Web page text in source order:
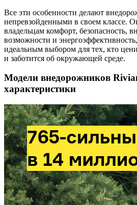
Все эти особенности делают
непревзойденными в своем классе.
владельцам комфорт, безопасность,
возможности и
идеальным выбором для тех, кто
и заботится об окружающей среде.
Модели внедорожников
характеристики